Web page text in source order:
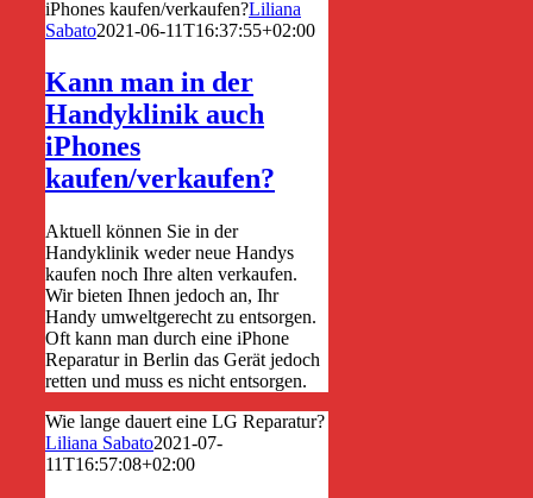
iPhones kaufen/verkaufen?Liliana
Sabato2021-06-11T16:37:55+02:00
Kann man in der
Handyklinik auch
iPhones
kaufen/verkaufen?
Aktuell können Sie in der
Handyklinik weder neue Handys
kaufen noch Ihre alten verkaufen.
Wir bieten Ihnen jedoch an, Ihr
Handy umweltgerecht zu entsorgen.
Oft kann man durch eine iPhone
Reparatur in Berlin das Gerät jedoch
retten und muss es nicht entsorgen.
Wie lange dauert eine LG Reparatur?
Liliana Sabato2021-07-
11T16:57:08+02:00